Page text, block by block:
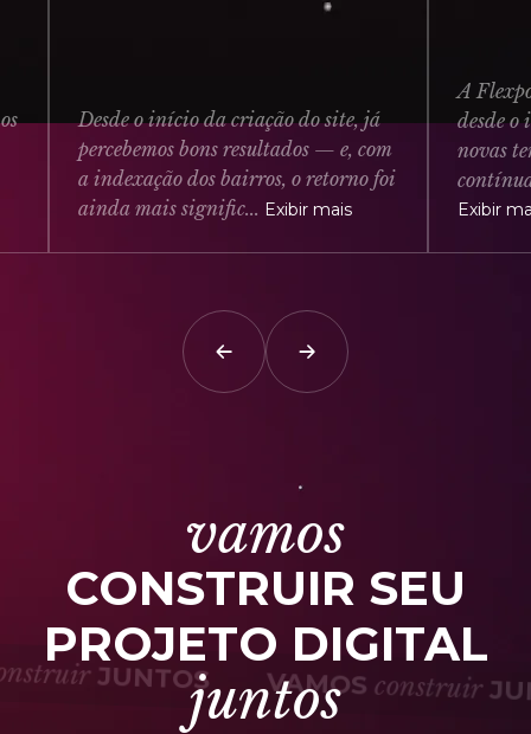
Desde o início da criação do site, já
percebemos bons resultados — e, com
a indexação dos bairros, o retorno foi
ainda mais signific... Exibir mais
A
desde o
novas
contínua.
Exibir mais
construirJUNTOS VAMOS construir
vamos
CONSTRUIR SEU
PROJETO DIGITAL
juntos